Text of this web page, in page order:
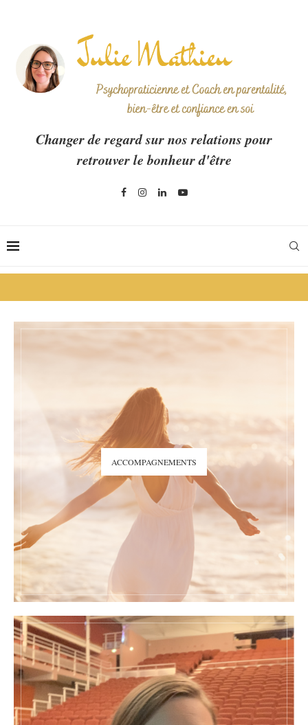
Changer de regard sur nos relations pour
retrouver le bonheur d'être
ACCOMPAGNEMENTS